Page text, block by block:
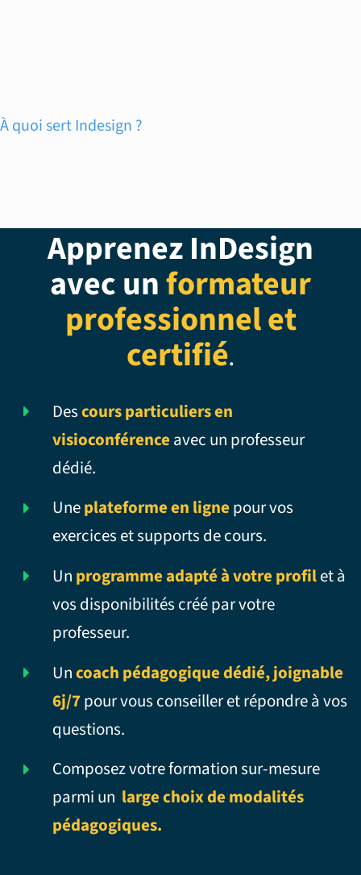
À quoi sert Indesign ?
Apprenez InDesign
avec unformateur
professionnel et
certifié.
Descours particuliers en
visioconférence avec un professeur
dédié.
Uneplateforme en ligne pour vos
exercices et supports de cours.
Un programme adapté à votre profilet à
vos disponibilités créé par votre
professeur.
Uncoach pédagogique dédié, joignable
6j/7pour vous conseiller et répondre à vos
questions.
Composez votre formation sur-mesure
parmi un large choix de modalités
pédagogiques.